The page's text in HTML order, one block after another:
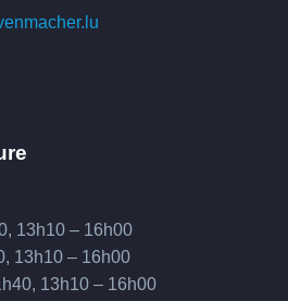
13h10 – 16h00
13h10 – 16h00
13h10 – 16h00